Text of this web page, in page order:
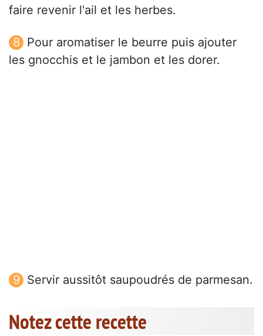
faire revenir l'ail et les herbes.
Pour aromatiser le beurre puis ajouter
les gnocchis et le jambon et les dorer.
Servir aussitôt saupoudrés de parmesan.
Notez cette recette